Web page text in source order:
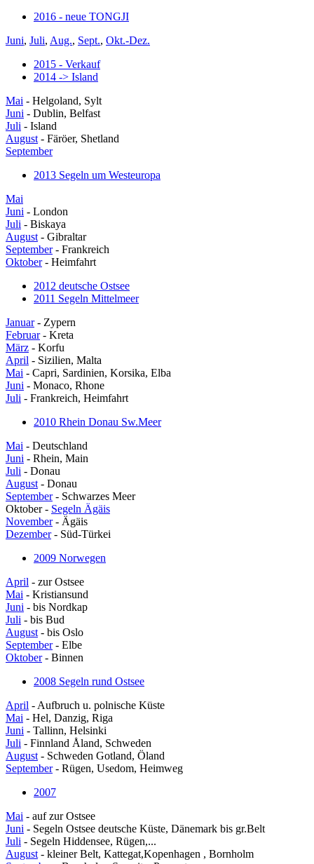
2016 - neue TONGJI
Juni, Juli, Aug., Sept., Okt.-Dez.
2015 - Verkauf
2014 -> Island
Mai - Helgoland, Sylt
Juni - Dublin, Belfast
Juli - Island
August - Färöer, Shetland
September
2013 Segeln um Westeuropa
Mai
Juni - London
Juli - Biskaya
August - Gibraltar
September- Frankreich
Oktober- Heimfahrt
2012 deutsche Ostsee
2011 Segeln Mittelmeer
Januar- Zypern
Februar- Kreta
März - Korfu
April - Sizilien, Malta
Mai - Capri, Sardinien, Korsika, Elba
Juni - Monaco, Rhone
Juli - Frankreich, Heimfahrt
2010 Rhein Donau Sw.Meer
Mai - Deutschland
Juni - Rhein, Main
Juli - Donau
August - Donau
September- Schwarzes Meer
Oktober - Segeln Ägäis
November- Ägäis
Dezember- Süd-Türkei
2009 Norwegen
April - zur Ostsee
Mai - Kristiansund
Juni - bis Nordkap
Juli - bis Bud
August - bis Oslo
September- Elbe
Oktober- Binnen
2008 Segeln rund Ostsee
April - Aufbruch u. polnische Küste
Mai - Hel, Danzig, Riga
Juni - Tallinn, Helsinki
Juli - Finnland Åland, Schweden
August - Schweden Gotland, Öland
September- Rügen, Usedom, Heimweg
2007
Mai - auf zur Ostsee
Juni - Segeln Ostsee deutsche Küste, Dänemark bis gr.Belt
Juli - Segeln Hiddensee, Rügen,...
August - kleiner Belt, Kattegat,Kopenhagen , Bornholm